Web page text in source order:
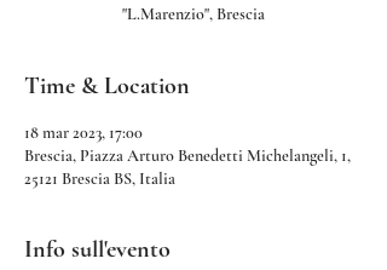
Time & Location
18 mar 2023, 17:00
Brescia, Piazza Arturo Benedetti Michelangeli, 1,
25121 Brescia BS, Italia
Info sull'evento